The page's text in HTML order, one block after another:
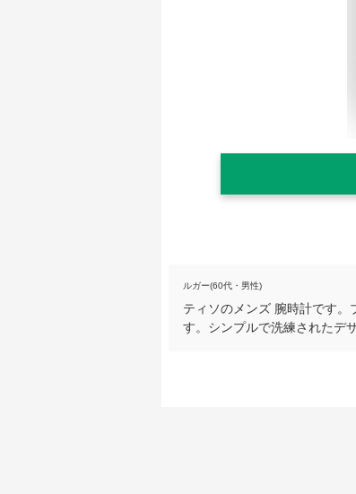
ルガー(60代・男性)
ティソのメンズ 腕時計です
す。シンプルで洗練されたデ